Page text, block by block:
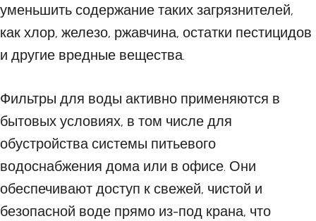
уменьшить содержание таких загрязнителей,
как хлор, железо, ржавчина, остатки пестицидов
и другие вредные вещества.
Фильтры для воды активно применяются в
бытовых условиях, в том числе для
обустройства системы питьевого
водоснабжения дома или в офисе. Они
обеспечивают доступ к свежей, чистой и
безопасной воде прямо из-под крана, что